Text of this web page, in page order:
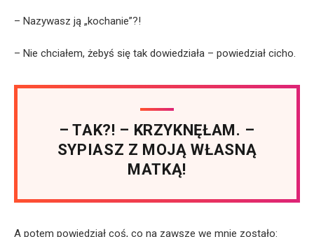
– Nazywasz ją „kochanie”?!
– Nie chciałem, żebyś się tak dowiedziała – powiedział cicho.
– TAK?! – KRZYKNĘŁAM. –
SYPIASZ Z MOJĄ WŁASNĄ
MATKĄ!
A potem powiedział coś, co na zawsze we mnie zostało: